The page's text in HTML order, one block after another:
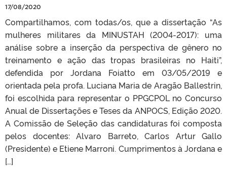
17/08/2020
Compartilhamos, com todas/os, que a dissertação “As
mulheres militares da MINUSTAH (2004-2017): uma
análise sobre a inserção da perspectiva de gênero no
treinamento e ação das tropas brasileiras no Haiti”,
defendida por Jordana Foiatto em 03/05/2019 e
orientada pela profa. Luciana Maria de Aragão Ballestrin,
foi escolhida para representar o PPGCPOL no Concurso
Anual de Dissertações e Teses da ANPOCS, Edição 2020.
A Comissão de Seleção das candidaturas foi composta
pelos docentes: Alvaro Barreto, Carlos Artur Gallo
(Presidente) e Etiene Marroni. Cumprimentos à Jordana e
[…]